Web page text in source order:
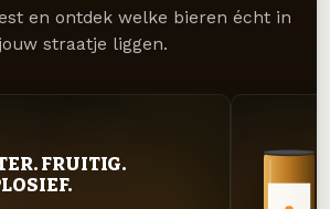
en ontdek welke bieren écht in
jouw straatje liggen.
FRUITIG.